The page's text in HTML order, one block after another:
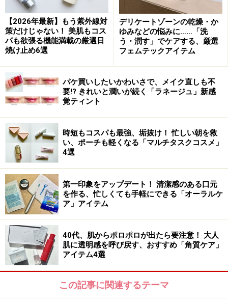
■シマーブリック10.3g 全4色 各5,040円（税込）
ブロンズ／ピンク／ベージュ／ローズ
2005年10月14日発売
【ガイドのおすすめ使用ポイント】
が、思った以上に薄づきなので、誰もが簡単に使いこな
せる実用的なパレットです。パウダーをブレンドする場
合は、パレット全体にブラシを行き来させたあとは、手
の甲で少しはらってから、顔にのせましょう。一瞬、つ
いているのかついていないのか、わからないくらいかも
しれませんが、ふわっと顔全体が明るくなるのがわかり
ます。ギラギラしたツヤではなく、ナチュラルさを失わ
ない自然なツヤ感ですから、上品なオトナっぽさを演出
できますよ。
ガイドは、ふたつのパレットを使い分け、シーンや季節
などに応じて楽しんでいます。チークやハイライトだけ
でなく、幅広い使い方ができるので、ファッションと合
【2026年最新】もう紫外線対
策だけじゃない！ 美肌もコス
パも欲張る機能満載の厳選日
焼け止め6選
デリケートゾーンの乾燥・か
ゆみなどの悩みに……「洗
う・潤す」でケアする、厳選
フェムテックアイテム
パケ買いしたいかわいさで、メイク直しも不
要!? きれいと潤いが続く「ラネージュ」新感
覚ティント
時短もコスパも最強、垢抜け！ 忙しい朝を救
い、ポーチも軽くなる「マルチタスクコスメ」
4選
第一印象をアップデート！ 清潔感のある口元
を作る、忙しくても手軽にできる「オーラルケ
ア」アイテム
40代、肌からポロポロが出たら要注意！ 大人
肌に透明感を呼び戻す、おすすめ「角質ケア」
アイテム4選
この記事に関連するテーマ